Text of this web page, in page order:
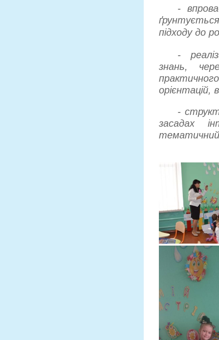
-
підходу до
-
знань,
орієнтацій,
-
засадах
тематичний